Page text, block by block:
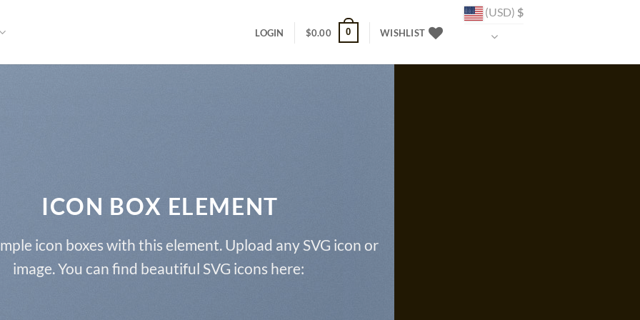
LOGIN $0.00 0 WISHLIST
(USD) $
ICON BOX ELEMENT
icon boxes with this element. Upload any SVG icon or
image. You can find beautiful SVG icons here: